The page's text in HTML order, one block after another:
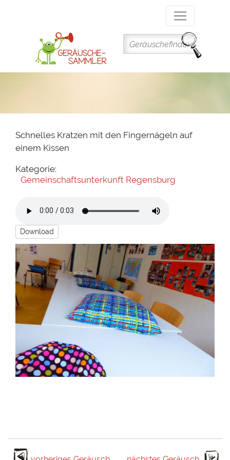
Inhalt
Schnelles Kratzen mit den Fingernägeln auf
einem Kissen
Kategorie:
Gemeinschaftsunterkunft Regensburg
Download